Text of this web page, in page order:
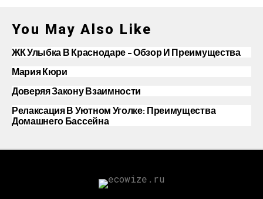
You May Also Like
ЖК Улыбка В Краснодаре – Обзор И Преимущества
Мария Кюри
Доверяя Закону Взаимности
Релаксация В Уютном Уголке: Преимущества
Домашнего Бассейна